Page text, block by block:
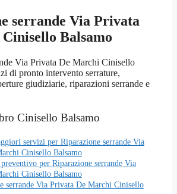
serrande Via Privata
Balsamo
Via Privata De Marchi Cinisello
di pronto intervento serrature,
giudiziarie, riparazioni serrande e
Cinisello Balsamo
servizi per Riparazione serrande Via
Cinisello Balsamo
per Riparazione serrande Via
Cinisello Balsamo
serrande Via Privata De Marchi Cinisello